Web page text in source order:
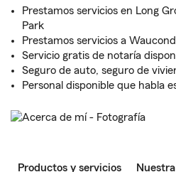
Prestamos servicios en Long
Park
Prestamos servicios a
Servicio gratis de notaría
Seguro de auto, seguro de
Personal disponible que habla
Productos y servicios